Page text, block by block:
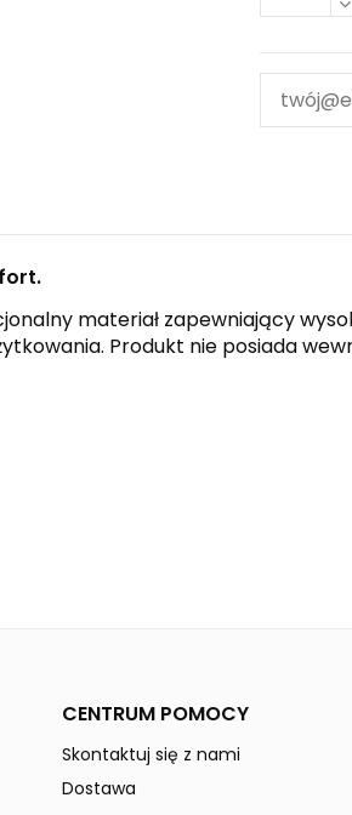
materiał zapewniający
Produkt nie posiada
CENTRUM POMOCY
Skontaktuj się z nami
Dostawa